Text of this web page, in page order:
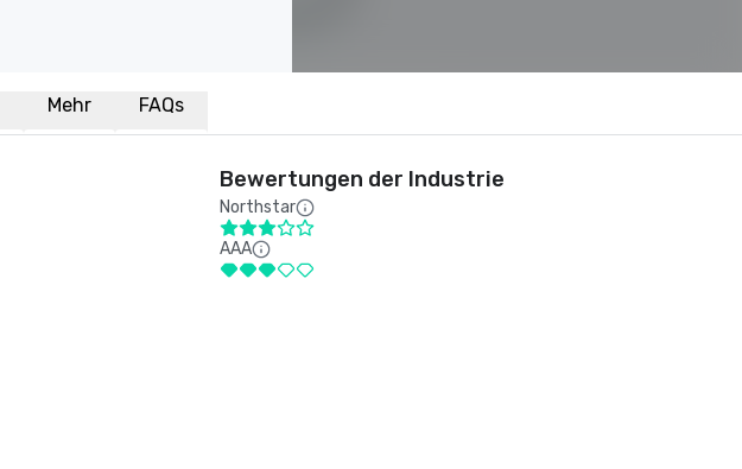
Mehr FAQs
Bewertungen der Industrie
Northstar
AAA